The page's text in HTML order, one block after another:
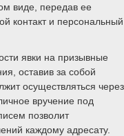
виде, передав ее
контакт и персональный
явки на призывные
оставив за собой
осуществляться через
вручение под
позволит
каждому адресату.